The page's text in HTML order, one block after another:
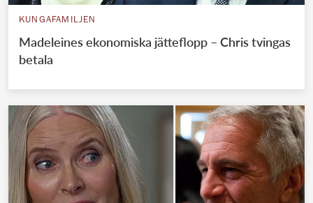
KUNGAFAMILJEN
Madeleines ekonomiska jätteflopp – Chris tvingas
betala